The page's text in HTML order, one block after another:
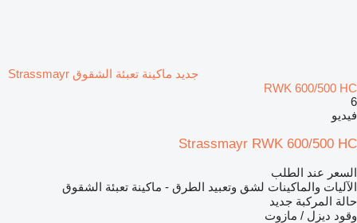
جديد ماكينة تعبئة الشقوق Strassmayr
RWK 600/500 HC
6
فيديو
Strassmayr RWK 600/500 HC
السعر عند الطلب
الآليات والماكينات لشق وتعبيد الطرق - ماكينة تعبئة الشقوق
حالة المركبة جديد
وقود ديزل / مازوت